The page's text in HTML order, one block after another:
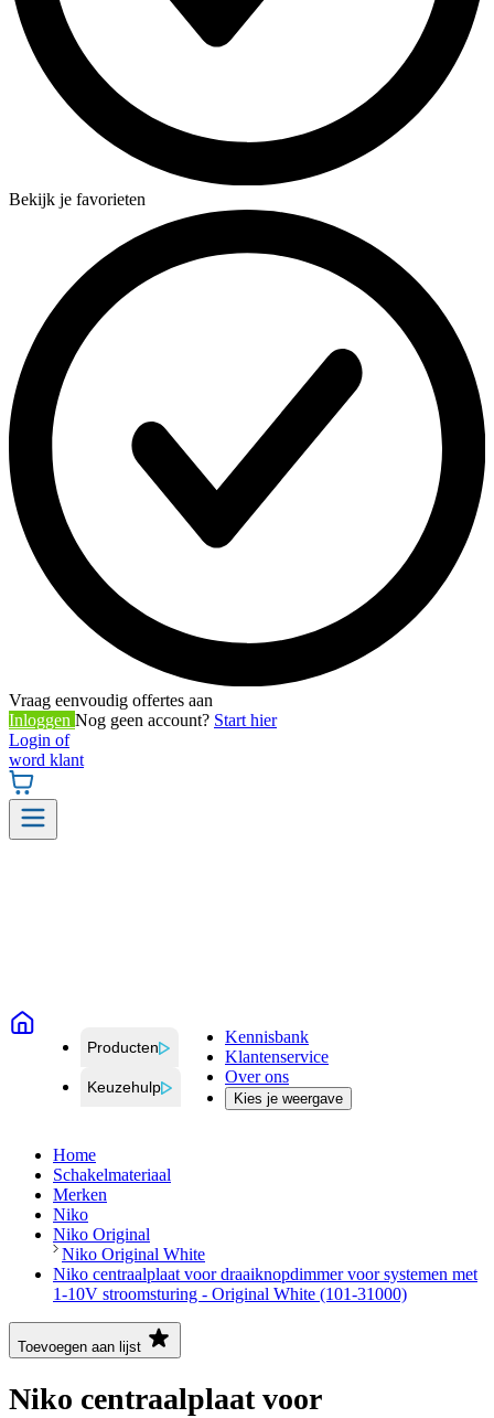
Bekijk je favorieten
Vraag eenvoudig offertes aan
Inloggen Nog geen account? Start hier
Login of
word klant
Producten
Keuzehulp
Kennisbank
Klantenservice
Over ons
Kies je weergave
Home
Schakelmateriaal
Merken
Niko
Niko Original
Niko Original White
Niko centraalplaat voor draaiknopdimmer voor systemen met
1-10V stroomsturing - Original White (101-31000)
Toevoegen aan lijst
Niko centraalplaat voor